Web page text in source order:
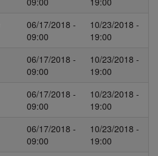
06/17/2018 -
09:00
10/23/2018 -
19:00
06/17/2018 -
09:00
10/23/2018 -
19:00
06/17/2018 -
09:00
10/23/2018 -
19:00
06/17/2018 -
09:00
10/23/2018 -
19:00